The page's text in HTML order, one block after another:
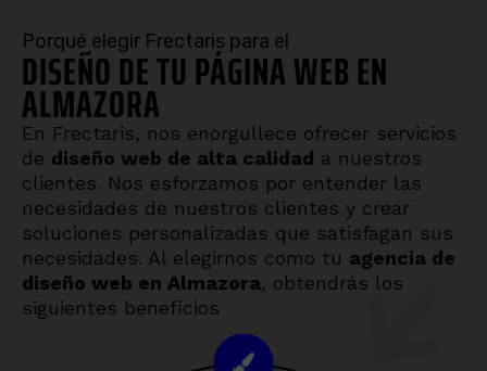
Porqué elegir Frectaris para el
DISEÑO DE TU PÁGINA WEB EN
ALMAZORA
En Frectaris, nos enorgullece ofrecer servicios
de diseño web de alta calidad a nuestros
clientes. Nos esforzamos por entender las
necesidades de nuestros clientes y crear
soluciones personalizadas que satisfagan sus
necesidades. Al elegirnos como tu agencia de
diseño web en Almazora, obtendrás los
siguientes beneficios